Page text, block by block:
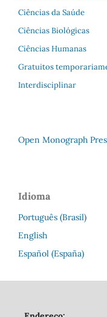
Ciências da Saúde
Ciências Biológicas
Ciências Humanas
Gratuitos
Interdisciplinar
Open Monograph
Idioma
Português (Brasil)
English
Español (España)